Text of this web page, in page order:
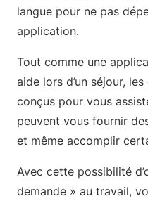
langue pour ne pas
application.
Tout comme une
aide lors d’un séjour,
conçus pour vous
peuvent vous fournir
et même accomplir
Avec cette possibilité
demande » au travail,